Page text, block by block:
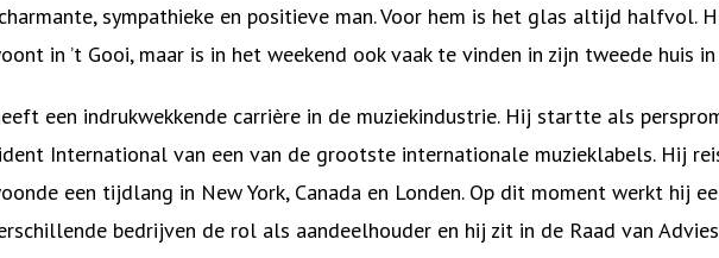
sympathieke en positieve man. Voor hem is het glas altijd halfvol.
in ’t Gooi, maar is in het weekend ook vaak te vinden in zijn tweede huis
een indrukwekkende carrière in de muziekindustrie. Hij startte als
International van een van de grootste internationale muzieklabels. Hij
een tijdlang in New York, Canada en Londen. Op dit moment werkt hij
bedrijven de rol als aandeelhouder en hij zit in de Raad van